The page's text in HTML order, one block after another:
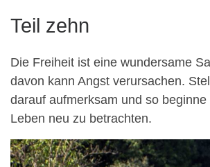
Teil zehn
Die Freiheit ist eine wundersame
davon kann Angst verursachen.
darauf aufmerksam und so
Leben neu zu betrachten.